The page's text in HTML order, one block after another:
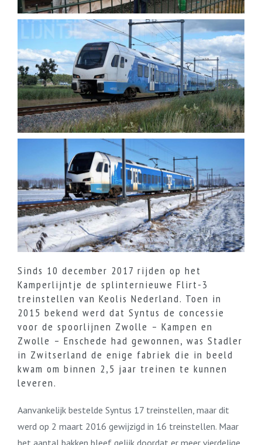
Sinds 10 december 2017 rijden op het
Kamperlijntje de splinternieuwe Flirt-3
treinstellen van Keolis Nederland. Toen in
2015 bekend werd dat Syntus de concessie
voor de spoorlijnen Zwolle – Kampen en
Zwolle – Enschede had gewonnen, was Stadler
in Zwitserland de enige fabriek die in beeld
kwam om binnen 2,5 jaar treinen te kunnen
leveren.
Aanvankelijk bestelde Syntus 17 treinstellen, maar dit
werd op 2 maart 2016 gewijzigd in 16 treinstellen. Maar
het aantal bakken bleef gelijk doordat er meer vierdelige